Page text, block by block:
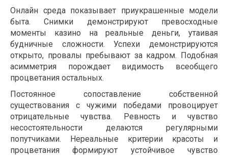
Онлайн среда показывает приукрашенные модели
быта. Снимки демонстрируют превосходные
моменты казино на реальные деньги, утаивая
будничные сложности. Успехи демонстрируются
открыто, провалы пребывают за кадром. Подобная
асимметрия порождает видимость всеобщего
процветания остальных.
Постоянное сопоставление собственной
существования с чужими победами провоцирует
отрицательные чувства. Ревность и чувство
несостоятельности делаются регулярными
попутчиками. Нереальные критерии красоты и
процветания формируют устойчивое чувство